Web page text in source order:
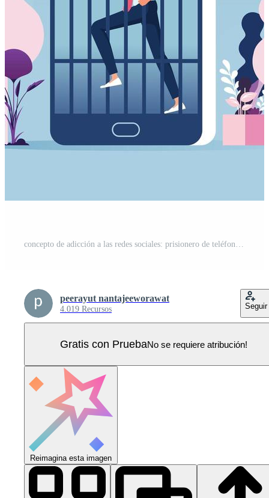
concepto de adicción a las redes sociales: prisionero de teléfono móvil Vector Pro
peerayut nantajeeworawat
4.019 Recursos Seguir
Gratis con PruebaNo se requiere atribución!
Reimagina esta imagen